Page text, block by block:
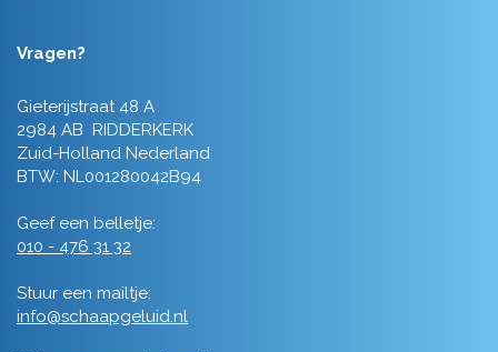
Vragen?
Gieterijstraat 48 A
2984 AB RIDDERKERK
Zuid-Holland Nederland
BTW: NL001280042B94
Geef een belletje:
010 - 476 31 32
Stuur een mailtje:
info@schaapgeluid.nl